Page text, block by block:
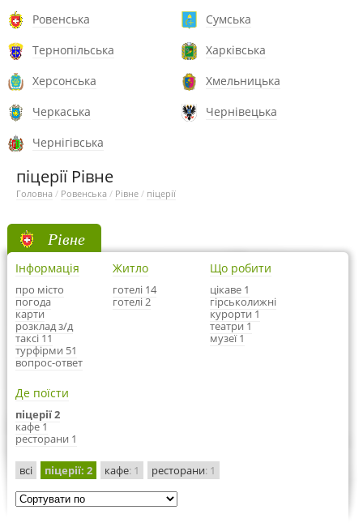
Ровенська
Сумська
Тернопільська
Харківська
Херсонська
Хмельницька
Черкаська
Чернівецька
Чернігівська
піцерії Рівне
Головна / Ровенська / Рівне / піцерії
Рівне
Інформація
про місто
погода
карти
розклад з/д
таксі 11
турфірми 51
вопрос-ответ
Житло
готелі 14
готелі 2
Що робити
цікаве 1
гірськолижні
курорти 1
театри 1
музеї 1
Де поїсти
піцерії 2
кафе 1
ресторани 1
всі піцерії: 2 кафе: 1 ресторани: 1